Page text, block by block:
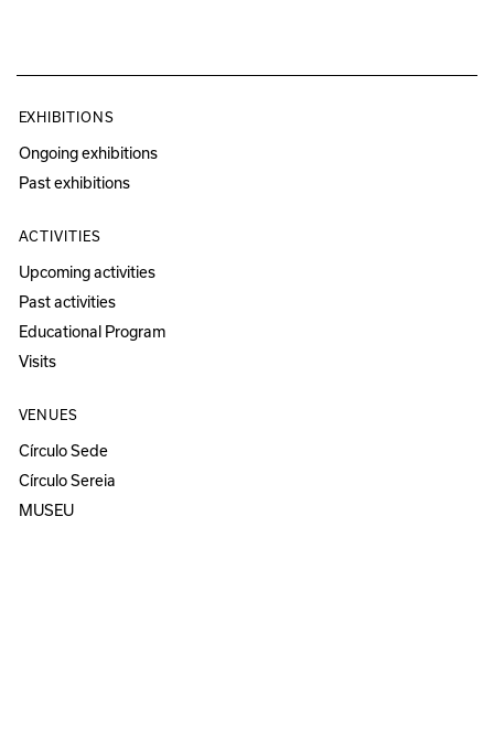
EXHIBITIONS
Ongoing exhibitions
Past exhibitions
ACTIVITIES
Upcoming activities
Past activities
Educational Program
Visits
VENUES
Círculo Sede
Círculo Sereia
MUSEU